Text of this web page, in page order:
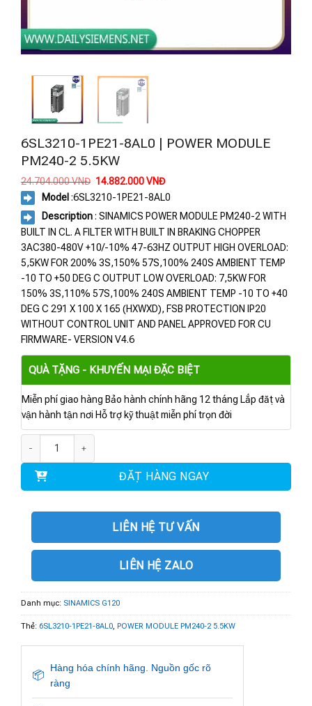
6SL3210-1PE21-8AL0 | POWER MODULE
PM240-2 5.5KW
24.704.000VNĐ Giá
là:
24.704.000 VNĐ.
14.882.000VNĐGiá
tại
là:
14.882.000 VNĐ.
Model :6SL3210-1PE21-8AL0
Description: SINAMICS POWER MODULE PM240-2 WITH
BUILT IN CL. A FILTER WITH BUILT IN BRAKING CHOPPER
3AC380-480V +10/-10% 47-63HZ OUTPUT HIGH OVERLOAD:
5,5KW FOR 200% 3S,150% 57S,100% 240S AMBIENT TEMP
-10 TO +50 DEG C OUTPUT LOW OVERLOAD: 7,5KW FOR
150% 3S,110% 57S,100% 240S AMBIENT TEMP -10 TO +40
DEG C 291 X 100 X 165 (HXWXD), FSB PROTECTION IP20
WITHOUT CONTROL UNIT AND PANEL APPROVED FOR CU
FIRMWARE- VERSION V4.6
QUÀ TẶNG - KHUYẾN MẠI ĐẶC BIỆT
Miễn phí giao hàng Bảo hành chính hãng 12 tháng Lắp đặt và
vận hành tận nơi Hỗ trợ kỹ thuật miễn phí trọn đời
ĐẶT HÀNG NGAY
LIÊN HỆ TƯ VẤN
LIÊN HỆ ZALO
Danh mục: SINAMICS G120
Thẻ: 6SL3210-1PE21-8AL0, POWER MODULE PM240-2 5.5KW
📦
Hàng hóa chính hãng. Nguồn gốc rõ
ràng